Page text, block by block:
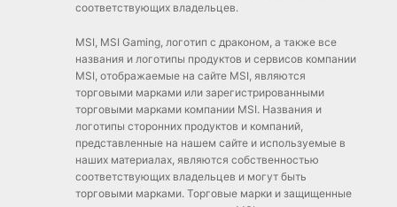
соответствующих владельцев.
MSI, MSI Gaming, логотип с драконом, а также все
названия и логотипы продуктов и сервисов компании
MSI, отображаемые на сайте MSI, являются
торговыми марками или зарегистрированными
торговыми марками компании MSI. Названия и
логотипы сторонних продуктов и компаний,
представленные на нашем сайте и используемые в
наших материалах, являются собственностью
соответствующих владельцев и могут быть
торговыми марками. Торговые марки и защищенные